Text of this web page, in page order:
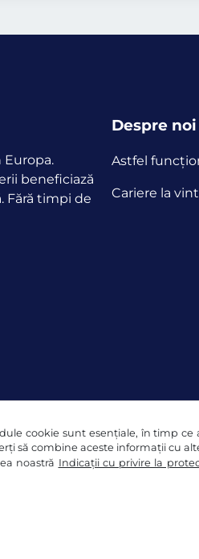
cookie sunt esențiale, în timp
să combine aceste informații cu
noastră Indicații cu privire la
beneficiază
Fără timpi de
Despre noi
Astfel
Cariere la